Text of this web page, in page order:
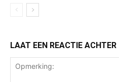
LAAT EEN REACTIE ACHTER